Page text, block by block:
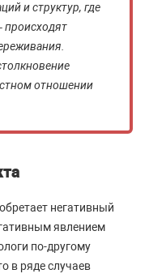
и структур, где
происходят
отношении
негативный
явлением
по-другому
в ряде случаев